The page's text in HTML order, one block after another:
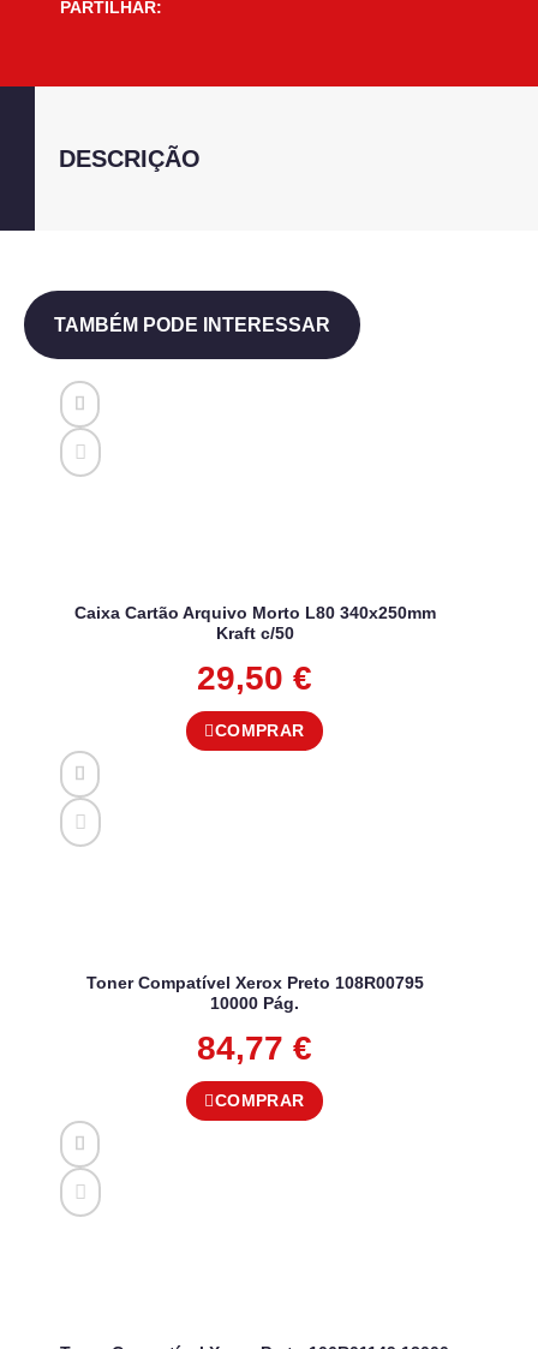
PARTILHAR:
DESCRIÇÃO
TAMBÉM PODE INTERESSAR
Caixa Cartão Arquivo Morto L80 340x250mm
Kraft c/50
29,50 €
COMPRAR
Toner Compatível Xerox Preto 108R00795
10000 Pág.
84,77 €
COMPRAR